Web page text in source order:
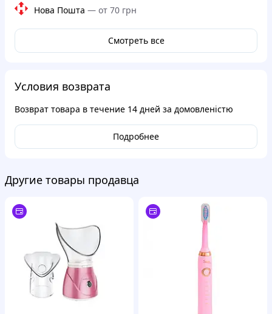
Нова Пошта — от 70 грн
Смотреть все
Условия возврата
Возврат товара в течение 14 дней за домовленістю
Подробнее
Другие товары продавца